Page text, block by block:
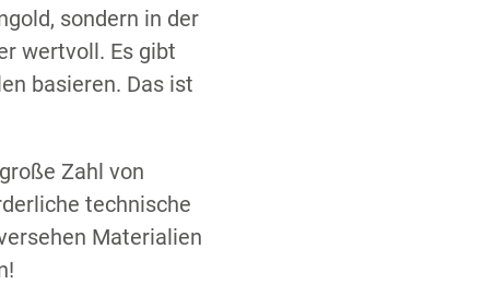
sondern in der
wertvoll. Es gibt
basieren. Das ist
Zahl von
technische
Materialien